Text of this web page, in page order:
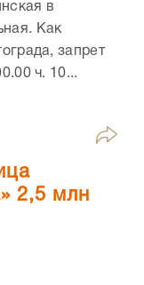
в
Как
запрет
ч. 10...
2,5 млн